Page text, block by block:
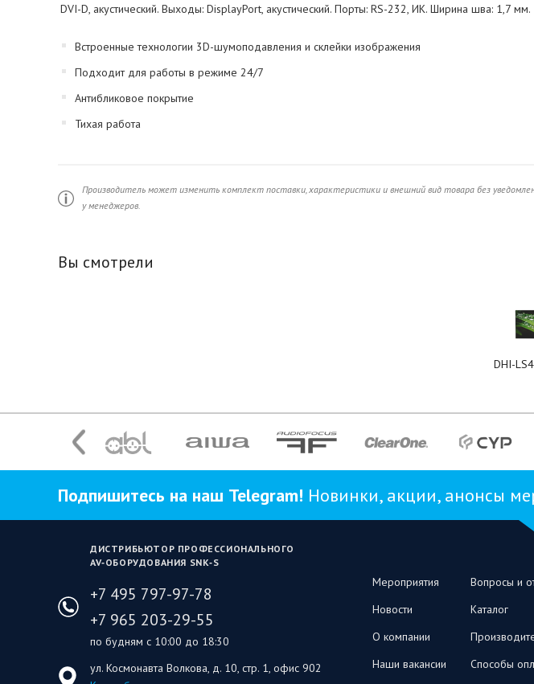
DVI-D, акустический. Выходы: DisplayPort, акустический. Порты: RS-232, ИК. Ширина шва: 1,7 мм.
Встроенные технологии 3D-шумоподавления и склейки изображения
Подходит для работы в режиме 24/7
Антибликовое покрытие
Тихая работа
Производитель может изменить комплект поставки, характеристики и внешний вид товара без
у менеджеров.
Вы смотрели
DHI-
Подпишитесь на наш Telegram! Новинки, акции, анонсы
ДИСТРИБЬЮТОР ПРОФЕССИОНАЛЬНОГО
AV‑ОБОРУДОВАНИЯ SNK‑S
+7 495 797-97-78
+7 965 203-29-55
по будням с 10:00 до 18:30
ул. Космонавта Волкова, д. 10, стр. 1, офис 902
Мероприятия
Новости
О компании
Наши вакансии
Вопросы и
Каталог
Способы